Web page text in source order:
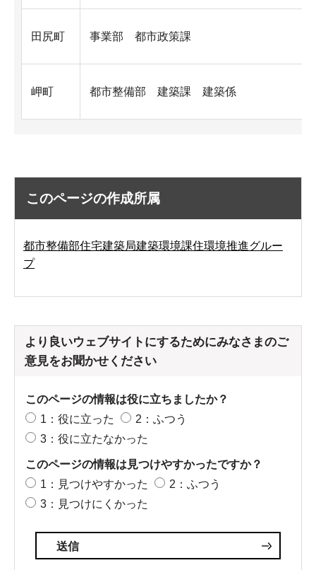
田尻町 事業部 都市政策課
岬町 都市整備部 建築課 建築係
このページの作成所属
都市整備部住宅建築局建築環境課住環境推進グルー
プ
より良いウェブサイトにするためにみなさまのご
意見をお聞かせください
このページの情報は役に立ちましたか？
1：役に立った
2：ふつう
3：役に立たなかった
このページの情報は見つけやすかったですか？
1：見つけやすかった
2：ふつう
3：見つけにくかった